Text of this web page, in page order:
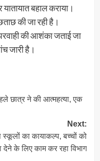
बहाल कराया।
की जा रही है।
की आशंका जताई जा
जारी है।
छात्र ने की आत्महत्या, एक
Next:
स्कूलों का कायाकल्प, बच्चों को
देने के लिए काम कर रहा विभाग